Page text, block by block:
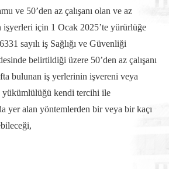
ve 50’den az çalışanı olan ve az
işyerleri için 1 Ocak 2025’te yürürlüğe
sayılı iş Sağlığı ve Güvenliği
belirtildiği üzere 50’den az çalışanı
bulunan iş yerlerinin işvereni veya
kendi tercihi ile
yer alan yöntemlerden bir veya bir kaçı